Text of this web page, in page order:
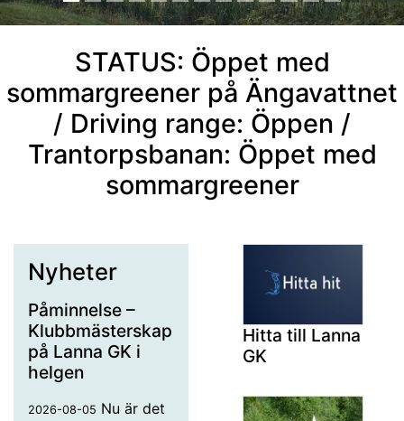
STATUS: Öppet med
sommargreener på Ängavattnet
/ Driving range: Öppen /
Trantorpsbanan: Öppet med
sommargreener
Nyheter
Påminnelse –
Klubbmästerskap
på Lanna GK i
helgen
2026-08-05 Nu är det
Hitta till Lanna
GK